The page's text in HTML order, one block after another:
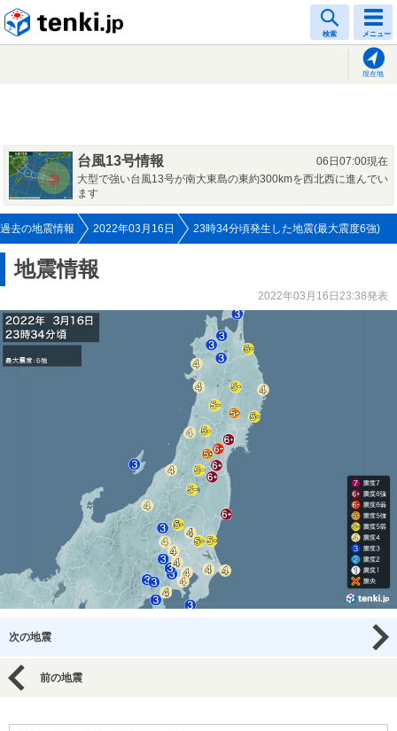
検索 メニュー
現在地
台風13号情報
06日07:00現在
大型で強い台風13号が南大東島の東約300kmを西北西に進んでい
ます
過去の地震情報 2022年03月16日 23時34分頃発生した地震(最大震度6強)
地震情報
2022年03月16日23:38発表
次の地震
前の地震